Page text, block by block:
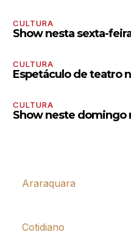
CULTURA
Show nesta sexta-
CULTURA
Espetáculo de teatro
CULTURA
Show neste domingo
Araraquara
Cotidiano